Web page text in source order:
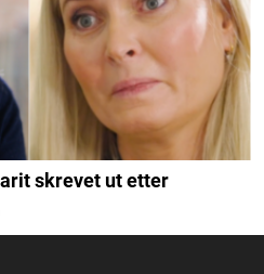
skrevet ut etter